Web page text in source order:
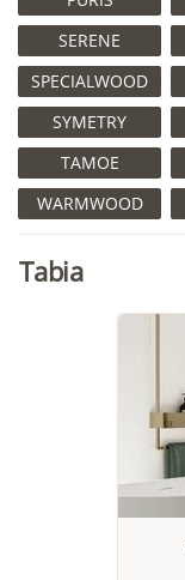
SERENE
SPECIALWOOD
SYMETRY
TAMOE
WARMWOOD
Tabia